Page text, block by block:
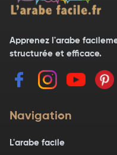
Apprenez l'arabe
structurée et efficace.
Navigation
L'arabe facile